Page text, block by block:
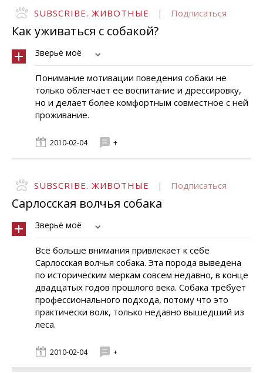
SUBSCRIBE. ЖИВОТНЫЕ | Подписаться
Как уживаться с собакой?
Зверьё моё
Понимание мотивации поведения собаки не
только облегчает ее воспитание и дрессировку,
но и делает более комфортным совместное с ней
проживание.
2010-02-04 +
SUBSCRIBE. ЖИВОТНЫЕ | Подписаться
Сарлосская волчья собака
Зверьё моё
Все больше внимания привлекает к себе
Сарлосская волчья собака. Эта порода выведена
по историческим меркам совсем недавно, в конце
двадцатых годов прошлого века. Собака требует
профессионального подхода, потому что это
практически волк, только недавно вышедший из
леса.
2010-02-04 +